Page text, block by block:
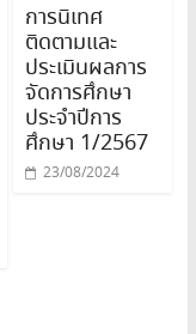
การนิเทศ
ติดตามและ
ประเมินผลการ
จัดการศึกษา
ประจำปีการ
ศึกษา 1/2567
23/08/2024